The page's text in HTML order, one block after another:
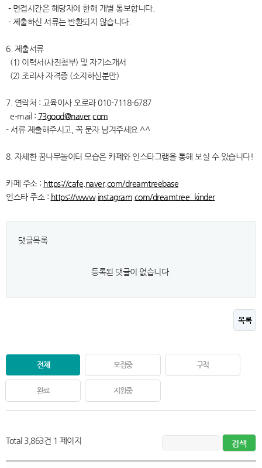
- 면접시간은 해당자에 한해 개별 통보합니다.
- 제출하신 서류는 반환되지 않습니다.
6. 제출서류
(1) 이력서(사진첨부) 및 자기소개서
(2) 조리사 자격증 (소지하신분만)
7. 연락처 : 교육이사 오로라 010-7118-6787
e-mail : 73good@naver.com
- 서류 제출해주시고, 꼭 문자 남겨주세요 ^^
8. 자세한 꿈나무놀이터 모습은 카페와 인스타그램을 통해 보실 수 있습니다!
카페 주소 : https://cafe.naver.com/dreamtreebase
인스타 주소 : https://www.instagram.com/dreamtree_kinder
댓글목록
등록된 댓글이 없습니다.
목록
전체 모집중 구직
완료 지원중
Total 3,863건 1 페이지